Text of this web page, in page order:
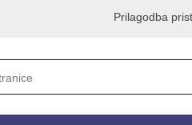
Prilagodba